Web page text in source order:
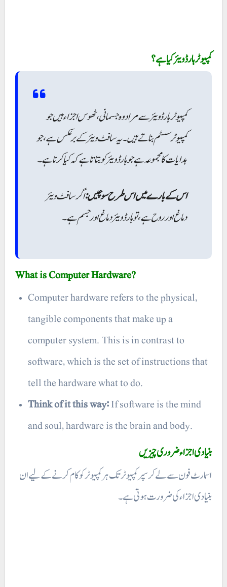
کمپیوٹر ہارڈ ویئر کیا ہے؟
کمپیوٹر ہارڈویئر سے مراد وہ جسمانی، ٹھوس اجزاء ہیں جو
کمپیوٹر سسٹم بناتے ہیں۔ یہ سافٹ ویئر کے برعکس ہے، جو
ہدایات کا مجموعہ ہے جو ہارڈ ویئر کو بتاتا ہے کہ کیا کرنا ہے۔
اس کے بارے میں اس طرح سوچیں:اگر سافٹ ویئر
دماغ اور روح ہے، تو ہارڈ ویئر دماغ اور جسم ہے۔
What is Computer Hardware?
Computer hardware refers to the physical,
tangible components that make up a
computer system. This is in contrast to
software, which is the set of instructions that
tell the hardware what to do.
Think of it this way:If software is the mind
and soul, hardware is the brain and body.
بنیادی اجزاء ضروری چیزیں
اسمارٹ فون سے لے کر سپر کمپیوٹر تک ہر کمپیوٹر کو کام کرنے کے لیے ان
بنیادی اجزاء کی ضرورت ہوتی ہے۔